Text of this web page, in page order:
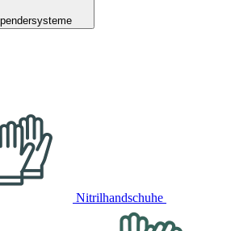
Nitrilhandschuhe